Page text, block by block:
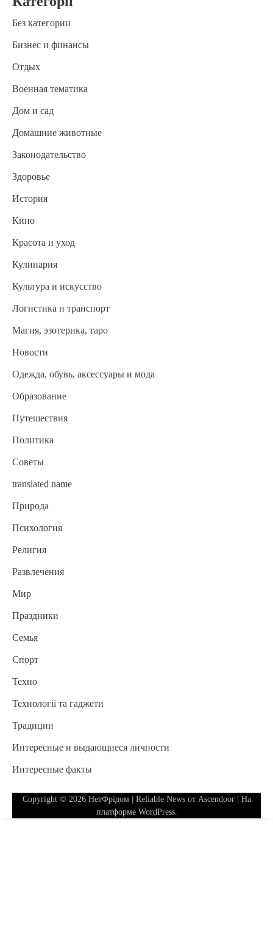
Без категории
Бизнес и финансы
Отдых
Военная тематика
Дом и сад
Домашние животные
Законодательство
Здоровье
История
Кино
Красота и уход
Кулинария
Культура и искусство
Логистика и транспорт
Магия, эзотерика, таро
Новости
Одежда, обувь, аксессуары и мода
Образование
Путешествия
Политика
Советы
translated name
Природа
Психология
Религия
Развлечения
Мир
Праздники
Семья
Спорт
Техно
Технології та гаджети
Традиции
Интересные и выдающиеся личности
Интересные факты
Copyright © 2026 НетФрідом| Reliable News от Ascendoor| На
платформе WordPress.